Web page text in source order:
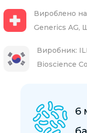
Вироблено
Generics AG,
Виробник:
Bioscience
6